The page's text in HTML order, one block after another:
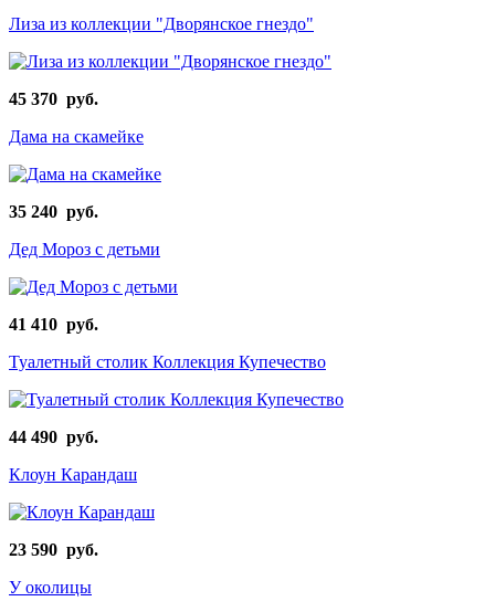
Лиза из коллекции "Дворянское гнездо"
45 370 руб.
Дама на скамейке
35 240 руб.
Дед Мороз с детьми
41 410 руб.
Туалетный столик Коллекция Купечество
44 490 руб.
Клоун Карандаш
23 590 руб.
У околицы